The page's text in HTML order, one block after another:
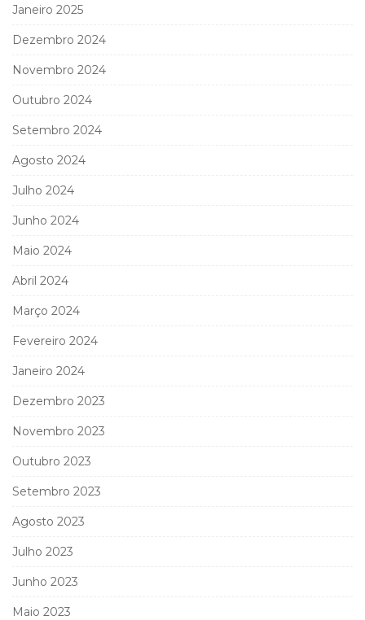
Janeiro 2025
Dezembro 2024
Novembro 2024
Outubro 2024
Setembro 2024
Agosto 2024
Julho 2024
Junho 2024
Maio 2024
Abril 2024
Março 2024
Fevereiro 2024
Janeiro 2024
Dezembro 2023
Novembro 2023
Outubro 2023
Setembro 2023
Agosto 2023
Julho 2023
Junho 2023
Maio 2023